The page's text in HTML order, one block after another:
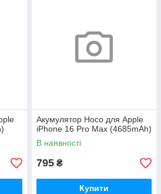
Акумулятор Hoco для Apple
iPhone 16 Pro Max (4685mAh)
В наявності
795 ₴
Купити